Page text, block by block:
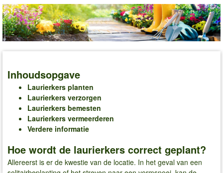
Inhoudsopgave
Laurierkers planten
Laurierkers verzorgen
Laurierkers bemesten
Laurierkers vermeerderen
Verdere informatie
Hoe wordt de laurierkers correct geplant?
Allereerst is er de kwestie van de locatie. In het geval van een